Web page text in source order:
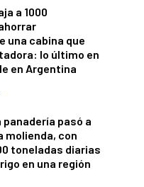
a 1000
una cabina que
lo último en
en Argentina
panadería pasó a
molienda, con
toneladas diarias
en una región